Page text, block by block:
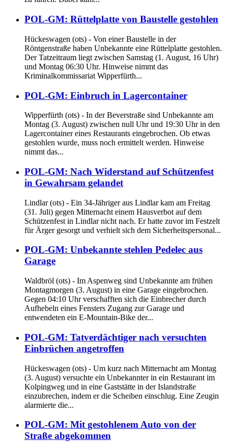
POL-GM: Rüttelplatte von Baustelle gestohlen
Hückeswagen (ots) - Von einer Baustelle in der
Röntgenstraße haben Unbekannte eine Rüttelplatte gestohlen.
Der Tatzeitraum liegt zwischen Samstag (1. August, 16 Uhr)
und Montag 06:30 Uhr. Hinweise nimmt das
Kriminalkommissariat Wipperfürth...
POL-GM: Einbruch in Lagercontainer
Wipperfürth (ots) - In der Beverstraße sind Unbekannte am
Montag (3. August) zwischen null Uhr und 19:30 Uhr in den
Lagercontainer eines Restaurants eingebrochen. Ob etwas
gestohlen wurde, muss noch ermittelt werden. Hinweise
nimmt das...
POL-GM: Nach Widerstand auf Schützenfest
in Gewahrsam gelandet
Lindlar (ots) - Ein 34-Jähriger aus Lindlar kam am Freitag
(31. Juli) gegen Mitternacht einem Hausverbot auf dem
Schützenfest in Lindlar nicht nach. Er hatte zuvor im Festzelt
für Ärger gesorgt und verhielt sich dem Sicherheitspersonal...
POL-GM: Unbekannte stehlen Pedelec aus
Garage
Waldbröl (ots) - Im Aspenweg sind Unbekannte am frühen
Montagmorgen (3. August) in eine Garage eingebrochen.
Gegen 04:10 Uhr verschafften sich die Einbrecher durch
Aufhebeln eines Fensters Zugang zur Garage und
entwendeten ein E-Mountain-Bike der...
POL-GM: Tatverdächtiger nach versuchten
Einbrüchen angetroffen
Hückeswagen (ots) - Um kurz nach Mitternacht am Montag
(3. August) versuchte ein Unbekannter in ein Restaurant im
Kolpingweg und in eine Gaststätte in der Islandstraße
einzubrechen, indem er die Scheiben einschlug. Eine Zeugin
alarmierte die...
POL-GM: Mit gestohlenem Auto von der
Straße abgekommen